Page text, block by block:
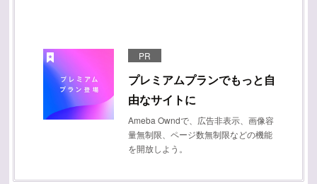
PR
プレミアムプランでもっと自
由なサイトに
Ameba Owndで、広告非表示、画像容
量無制限、ページ数無制限などの機能
を開放しよう。